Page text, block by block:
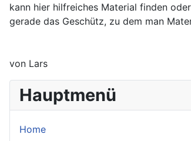
Hauptmenü
Home
kann hier hilfreiches Material finden
gerade das Geschütz, zu dem man
von Lars